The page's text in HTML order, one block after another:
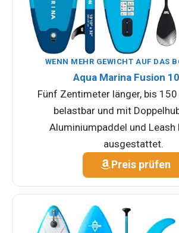
WENN MEHR GEWICHT AUF DAS
Aqua Marina Fusion
Fünf Zentimeter länger, bis
belastbar und mit
Aluminiumpaddel und
ausgestattet.
Preis prüfen